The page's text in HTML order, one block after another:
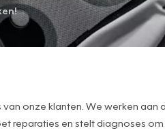
onze klanten. We werken
reparaties en stelt diagnoses